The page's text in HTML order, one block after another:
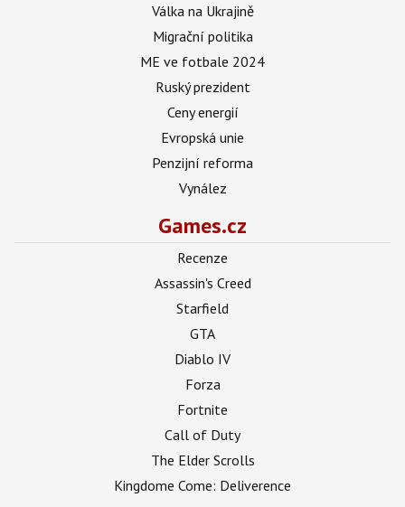
Válka na Ukrajině
Migrační politika
ME ve fotbale 2024
Ruský prezident
Ceny energií
Evropská unie
Penzijní reforma
Vynález
Games.cz
Recenze
Assassin's Creed
Starfield
GTA
Diablo IV
Forza
Fortnite
Call of Duty
The Elder Scrolls
Kingdome Come: Deliverence